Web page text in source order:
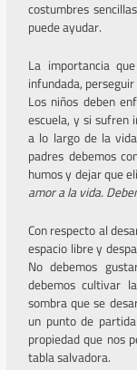
costumbres
puede ayudar.
La importancia
infundada,
Los niños deben
escuela, y si sufren
a lo largo de la
padres debemos
humos y dejar que
amor a la vida.
Con respecto al
espacio libre y
No debemos
debemos cultivar
sombra que se
un punto de
propiedad que nos
tabla salvadora.